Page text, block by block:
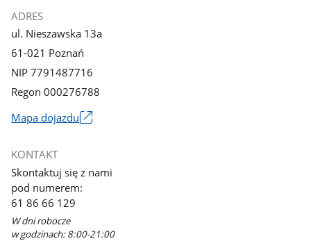
ADRES
ul. Nieszawska 13a
61-021 Poznań
NIP 7791487716
Regon 000276788
Mapa dojazdu
się
w
nowym
oknie
KONTAKT
Skontaktuj się z nami
pod numerem:
61 86 66 129
W dni robocze
w godzinach: 8:00-21:00